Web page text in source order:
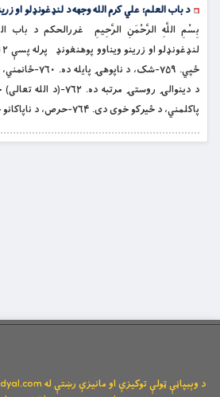
د باب العلم؛ علي کرم الله وجهه د لنډغونډلو او
بِسْمِ اللَّهِ الرَّحْمَنِ الرَّحِيمِ غررالحکم د باب
پاکلمني، د ځيرکو خوی دی. ۷۶۴-حرص، د ناپاکانو خوی دی. […]